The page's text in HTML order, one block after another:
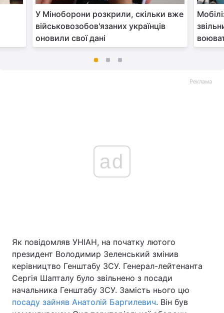
У Міноборони розкрили, скільки вже
військовозобов'язаних українців
оновили свої дані
Реклама
ad
Як повідомляв УНІАН, на початку лютого
президент Володимир Зеленський змінив
керівництво Генштабу ЗСУ. Генерал-лейтенанта
Сергія Шапталу було звільнено з посади
начальника Генштабу ЗСУ. Замість нього цю
посаду зайняв Анатолій Баргилевич. Він був